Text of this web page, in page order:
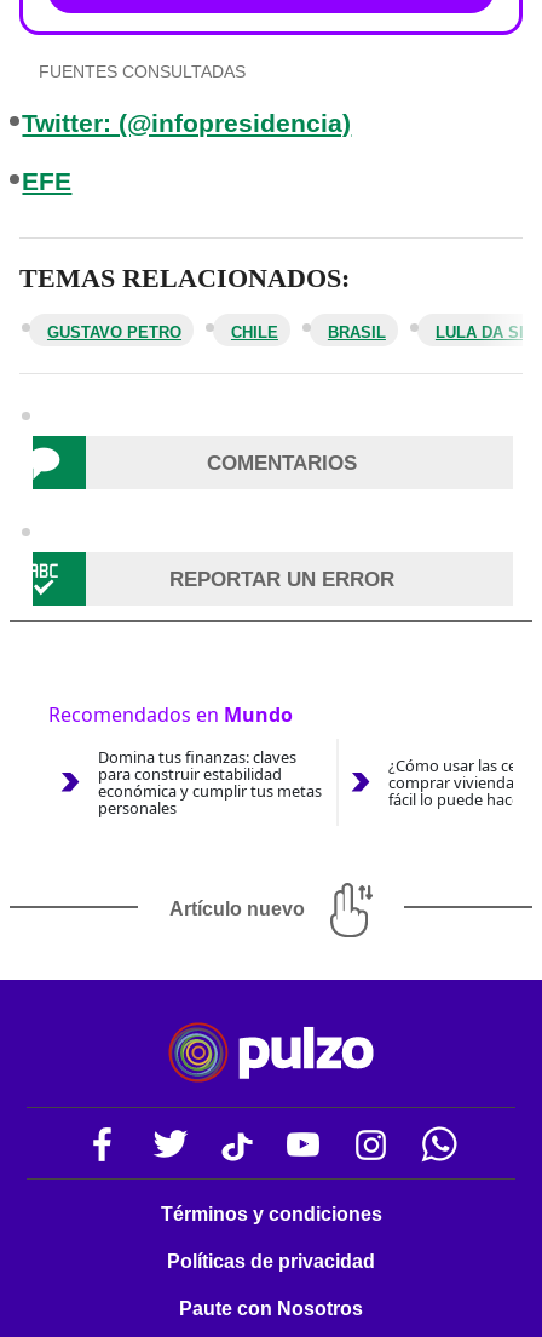
FUENTES CONSULTADAS
Twitter: (@infopresidencia)
EFE
TEMAS RELACIONADOS:
GUSTAVO PETRO CHILE BRASIL LULA DA
COMENTARIOS
REPORTAR UN ERROR
Recomendados en Mundo
Domina tus finanzas: claves
para construir estabilidad
económica y cumplir tus metas
personales
¿Cómo usar las
comprar vivienda
fácil lo puede hacer
Artículo nuevo
Términos y condiciones
Políticas de privacidad
Paute con Nosotros